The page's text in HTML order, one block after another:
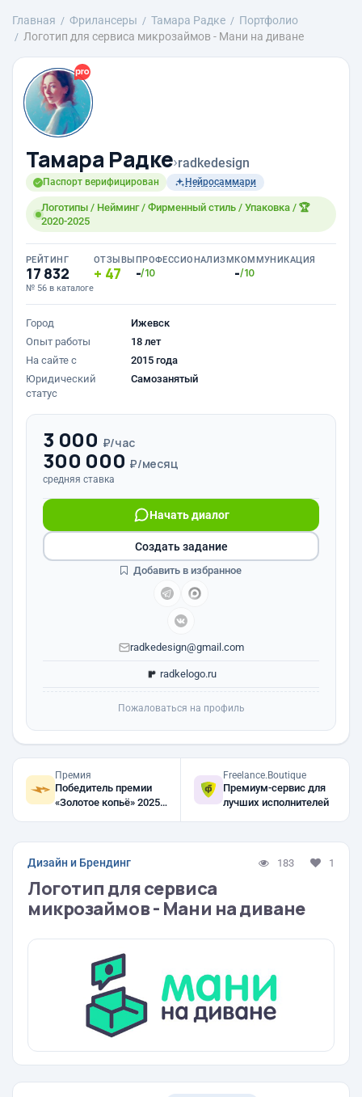
Главная Фрилансеры Тамара Радке
Портфолио
Логотип для сервиса микрозаймов - Мани на диване
Тамара Радке›radkedesign
Паспорт верифицирован Нейросаммари
Логотипы / Нейминг / Фирменный стиль / Упаковка / 🏆
2020-2025
РЕЙТИНГ
17 832
№ 56 в каталоге
ОТЗЫВЫ
47
ПРОФЕССИОНАЛИЗМ
-/10
КОММУНИКАЦИЯ
-/10
Город
Ижевск
Опыт работы
18 лет
На сайте с
2015 года
Юридический
статус
Самозанятый
3 000 ₽/час
300 000 ₽/месяц
средняя ставка
Начать диалог
radkedesign@gmail.com
radkelogo.ru
Создать задание
Добавить в избранное
Пожаловаться на профиль
Премия
Победитель премии
«Золотое копьё» 2025,
Freelance.Boutique
Премиум-сервис для
лучших исполнителей
Дизайн и Брендинг 183 1
Логотип для сервиса
микрозаймов - Мани на диване